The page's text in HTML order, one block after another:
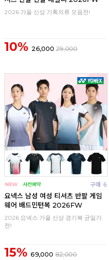
2026 가을 신상 기획의류 모음전!
10% 26,000 29,000
구매 6
요넥스 남성 여성 티셔츠 반팔 게임
웨어 배드민턴복 2026FW
2026 요넥스 가을 신상 경기복 균일가
전!
15% 69,000 82,000